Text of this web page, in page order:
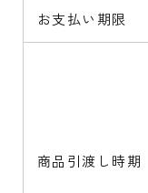
お支払い期限
商品引渡し時期